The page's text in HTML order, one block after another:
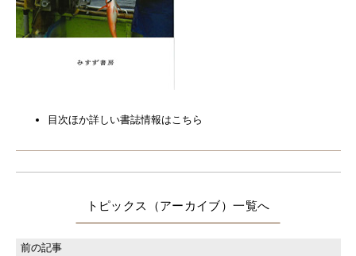
目次ほか詳しい書誌情報はこちら
トピックス（アーカイブ）